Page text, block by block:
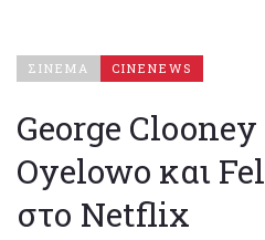
ΣΙΝΕΜΑ CINENEWS
George
Oyelowo και
στο Netflix